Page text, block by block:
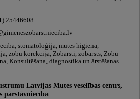
25446608
stomatoloģija, mutes higiēna,
zobu korekcija, Zobārsti, zobārsts, Zobu
Konsultēšana, diagnostika un ārstēšanas
Latvijas Mutes veselības centrs,
pārstāvniecība